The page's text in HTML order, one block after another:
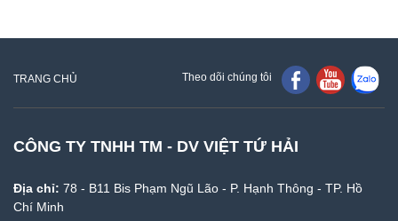
TRANG CHỦ Theo dõi chúng tôi
CÔNG TY TNHH TM - DV VIỆT TỨ HẢI
Địa chỉ: 78 - B11 Bis Phạm Ngũ Lão - P. Hạnh Thông - TP. Hồ
Chí Minh